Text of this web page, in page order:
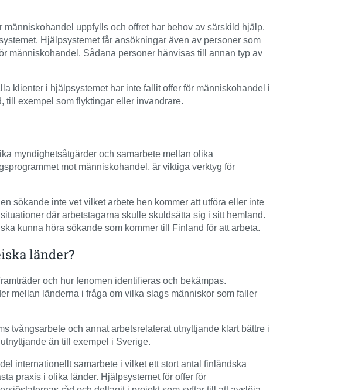
uppfylls och offret har behov av särskild hjälp.
Hjälpsystemet får ansökningar även av personer som
människohandel. Sådana personer hänvisas till annan typ av
klienter i hjälpsystemet har inte fallit offer för människohandel i
till exempel som flyktingar eller invandrare.
myndighetsåtgärder och samarbete mellan olika
mot människohandel, är viktiga verktyg för
sökande inte vet vilket arbete hen kommer att utföra eller inte
där arbetstagarna skulle skuldsätta sig i sitt hemland.
kunna höra sökande som kommer till Finland för att arbeta.
länder?
och hur fenomen identifieras och bekämpas.
mellan länderna i fråga om vilka slags människor som faller
tvångsarbete och annat arbetsrelaterat utnyttjande klart bättre i
än till exempel i Sverige.
internationellt samarbete i vilket ett stort antal finländska
praxis i olika länder. Hjälpsystemet för offer för